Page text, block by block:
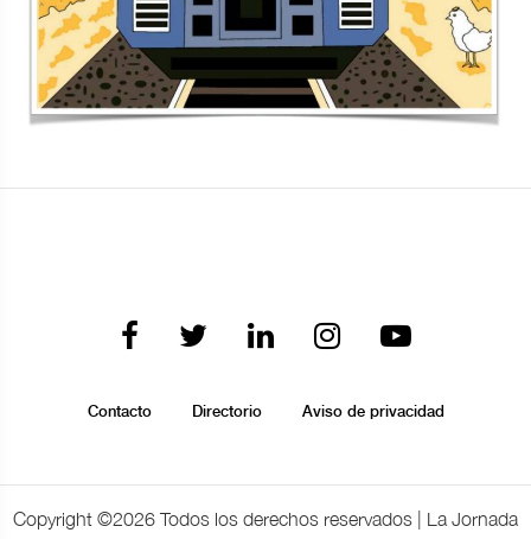
Contacto Directorio Aviso de privacidad
Copyright ©2026 Todos los derechos reservados | La Jornada